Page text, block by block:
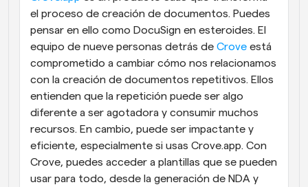
el proceso de creación de documentos. Puedes
pensar en ello como DocuSign en esteroides. El
equipo de nueve personas detrás de Crove está
comprometido a cambiar cómo nos relacionamos
con la creación de documentos repetitivos. Ellos
entienden que la repetición puede ser algo
diferente a ser agotadora y consumir muchos
recursos. En cambio, puede ser impactante y
eficiente, especialmente si usas Crove.app. Con
Crove, puedes acceder a plantillas que se pueden
usar para todo, desde la generación de NDA y